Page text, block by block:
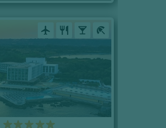
airplanemode_active restaurant local_bar beach_access